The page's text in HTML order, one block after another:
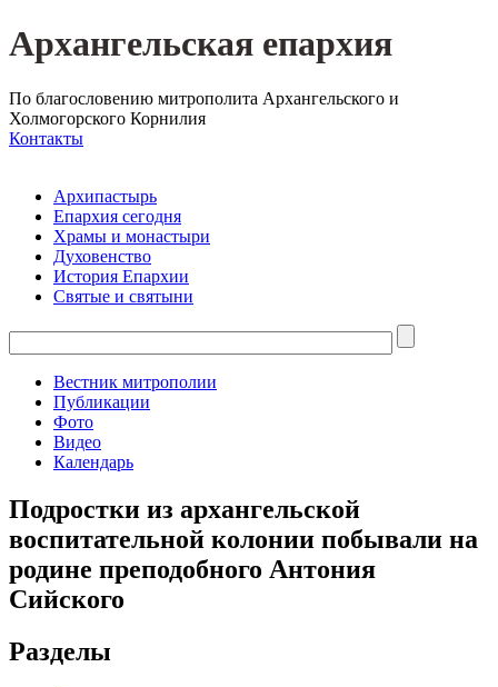
Архангельская епархия
По благословению митрополита Архангельского и
Холмогорского Корнилия
Контакты
Архипастырь
Епархия сегодня
Храмы и монастыри
Духовенство
История Епархии
Святые и святыни
Вестник митрополии
Публикации
Фото
Видео
Календарь
Подростки из архангельской
воспитательной колонии побывали на
родине преподобного Антония
Сийского
Разделы